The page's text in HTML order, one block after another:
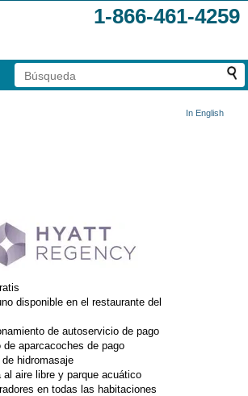
1-866-461-4259
In English
disponible en el restaurante del
de autoservicio de pago
de aparcacoches de pago
de hidromasaje
al aire libre y parque acuático
en todas las habitaciones